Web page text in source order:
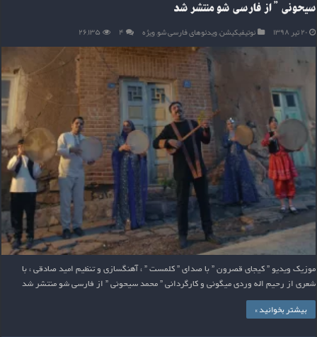
سیحونی ” از فارسی شو منتشر شد
۲۰ تیر ۱۳۹۸ نوتیفیکیشن,ویدئوهای فارسی شو,ویژه ۴ ۲۶,۱۳۵
موزیک ویدیو ” کیجای قصرون ” با صدای ” کلمست ” ، آهنگسازی و تنظیم امید صادقی ، با
شعری از رحیم اله وردی میگونی و کارگردانی ” محمد سیحونی ” از فارسی شو منتشر شد
بیشتر بخوانید »